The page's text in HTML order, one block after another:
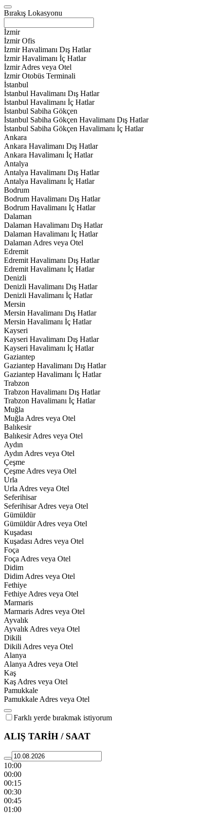
Bırakış Lokasyonu
İzmir
İzmir Ofis
İzmir Havalimanı Dış Hatlar
İzmir Havalimanı İç Hatlar
İzmir Adres veya Otel
İzmir Otobüs Terminali
İstanbul
İstanbul Havalimanı Dış Hatlar
İstanbul Havalimanı İç Hatlar
İstanbul Sabiha Gökçen
İstanbul Sabiha Gökçen Havalimanı Dış Hatlar
İstanbul Sabiha Gökçen Havalimanı İç Hatlar
Ankara
Ankara Havalimanı Dış Hatlar
Ankara Havalimanı İç Hatlar
Antalya
Antalya Havalimanı Dış Hatlar
Antalya Havalimanı İç Hatlar
Bodrum
Bodrum Havalimanı Dış Hatlar
Bodrum Havalimanı İç Hatlar
Dalaman
Dalaman Havalimanı Dış Hatlar
Dalaman Havalimanı İç Hatlar
Dalaman Adres veya Otel
Edremit
Edremit Havalimanı Dış Hatlar
Edremit Havalimanı İç Hatlar
Denizli
Denizli Havalimanı Dış Hatlar
Denizli Havalimanı İç Hatlar
Mersin
Mersin Havalimanı Dış Hatlar
Mersin Havalimanı İç Hatlar
Kayseri
Kayseri Havalimanı Dış Hatlar
Kayseri Havalimanı İç Hatlar
Gaziantep
Gaziantep Havalimanı Dış Hatlar
Gaziantep Havalimanı İç Hatlar
Trabzon
Trabzon Havalimanı Dış Hatlar
Trabzon Havalimanı İç Hatlar
Muğla
Muğla Adres veya Otel
Balıkesir
Balıkesir Adres veya Otel
Aydın
Aydın Adres veya Otel
Çeşme
Çeşme Adres veya Otel
Urla
Urla Adres veya Otel
Seferihisar
Seferihisar Adres veya Otel
Gümüldür
Gümüldür Adres veya Otel
Kuşadası
Kuşadası Adres veya Otel
Foça
Foça Adres veya Otel
Didim
Didim Adres veya Otel
Fethiye
Fethiye Adres veya Otel
Marmaris
Marmaris Adres veya Otel
Ayvalık
Ayvalık Adres veya Otel
Dikili
Dikili Adres veya Otel
Alanya
Alanya Adres veya Otel
Kaş
Kaş Adres veya Otel
Pamukkale
Pamukkale Adres veya Otel
Farklı yerde bırakmak istiyorum
ALIŞ TARİH / SAAT
10:00
00:00
00:15
00:30
00:45
01:00